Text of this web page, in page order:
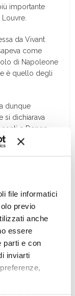
file informatici
previo
anche
essere
parti e con
inviarti
importante
da Vivant
come
di Napoleone
è quello degli
dunque
si dichiarava
e Denon
che solo
il “vero
anche alle
Visconti, di
lo studio
degli
e infine
dunque